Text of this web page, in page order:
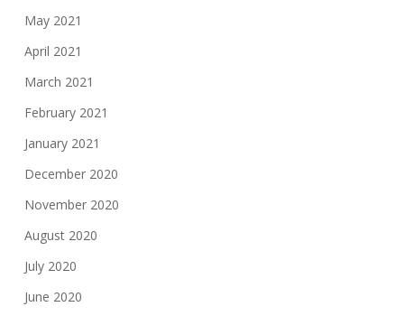
May 2021
April 2021
March 2021
February 2021
January 2021
December 2020
November 2020
August 2020
July 2020
June 2020